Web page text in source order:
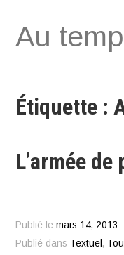
au
Au
Étiquette :
L’armée
Publié lemars 14, 2013
Publié dans Textuel ,